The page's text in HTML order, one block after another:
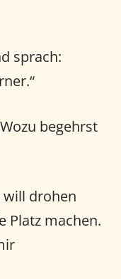
sprach:
begehrst
will drohen
Platz machen.